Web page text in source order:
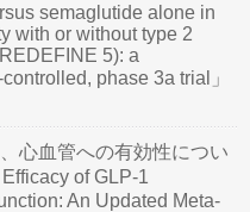
semaglutide alone in
with or without type 2
5): a
phase 3a trial」
心血管への有効性につい
of GLP-1
An Updated Meta-